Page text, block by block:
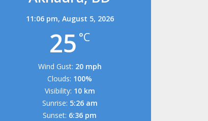
11:06 pm, August 5, 2026
25 °C
Wind Gust: 20 mph
Clouds: 100%
Visibility: 10 km
Sunrise: 5:26 am
Sunset: 6:36 pm